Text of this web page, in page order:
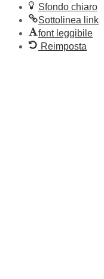
Sfondo chiaro
Sottolinea link
font leggibile
Reimposta